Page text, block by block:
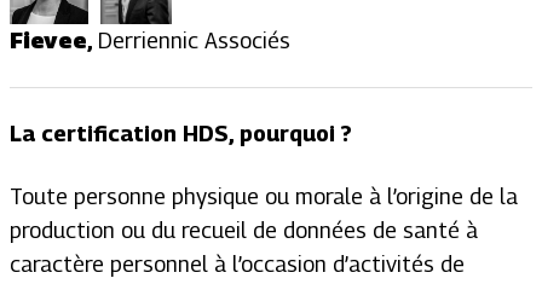
Fievee, Derriennic Associés
La certification HDS, pourquoi ?
Toute personne physique ou morale à l’origine de la
production ou du recueil de données de santé à
caractère personnel à l’occasion d’activités de